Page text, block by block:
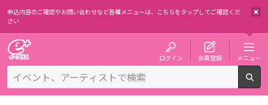
申込内容のご確認やお問い合わせなど各種メニューは、 こちらをタップしてご確認くだ
さい
ログイン 会員登録 メニュー